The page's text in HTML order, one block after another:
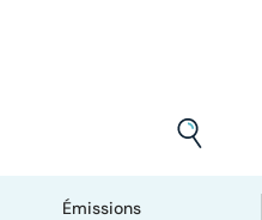
Émissions